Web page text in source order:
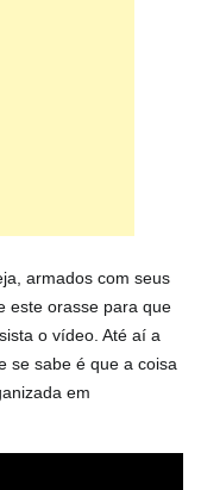
armados com seus
este orasse para que
o vídeo. Até aí a
se sabe é que a coisa
em